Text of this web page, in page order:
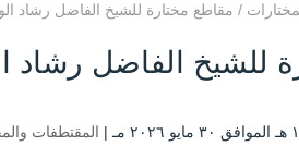
/ مقاطع مختارة للشيخ الفاضل رشاد
للشيخ الفاضل رشاد
المقتطفات